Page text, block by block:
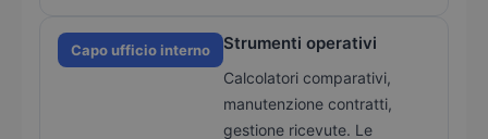
Capo ufficio interno Strumenti operativi
Calcolatori comparativi,
manutenzione contratti,
gestione ricevute. Le